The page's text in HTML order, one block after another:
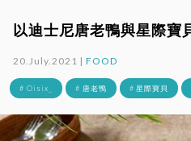
以迪士尼唐老鴨與星際寶
20.July.2021 |FOOD
# Oisix_ # 唐老鴨 # 星際寶貝